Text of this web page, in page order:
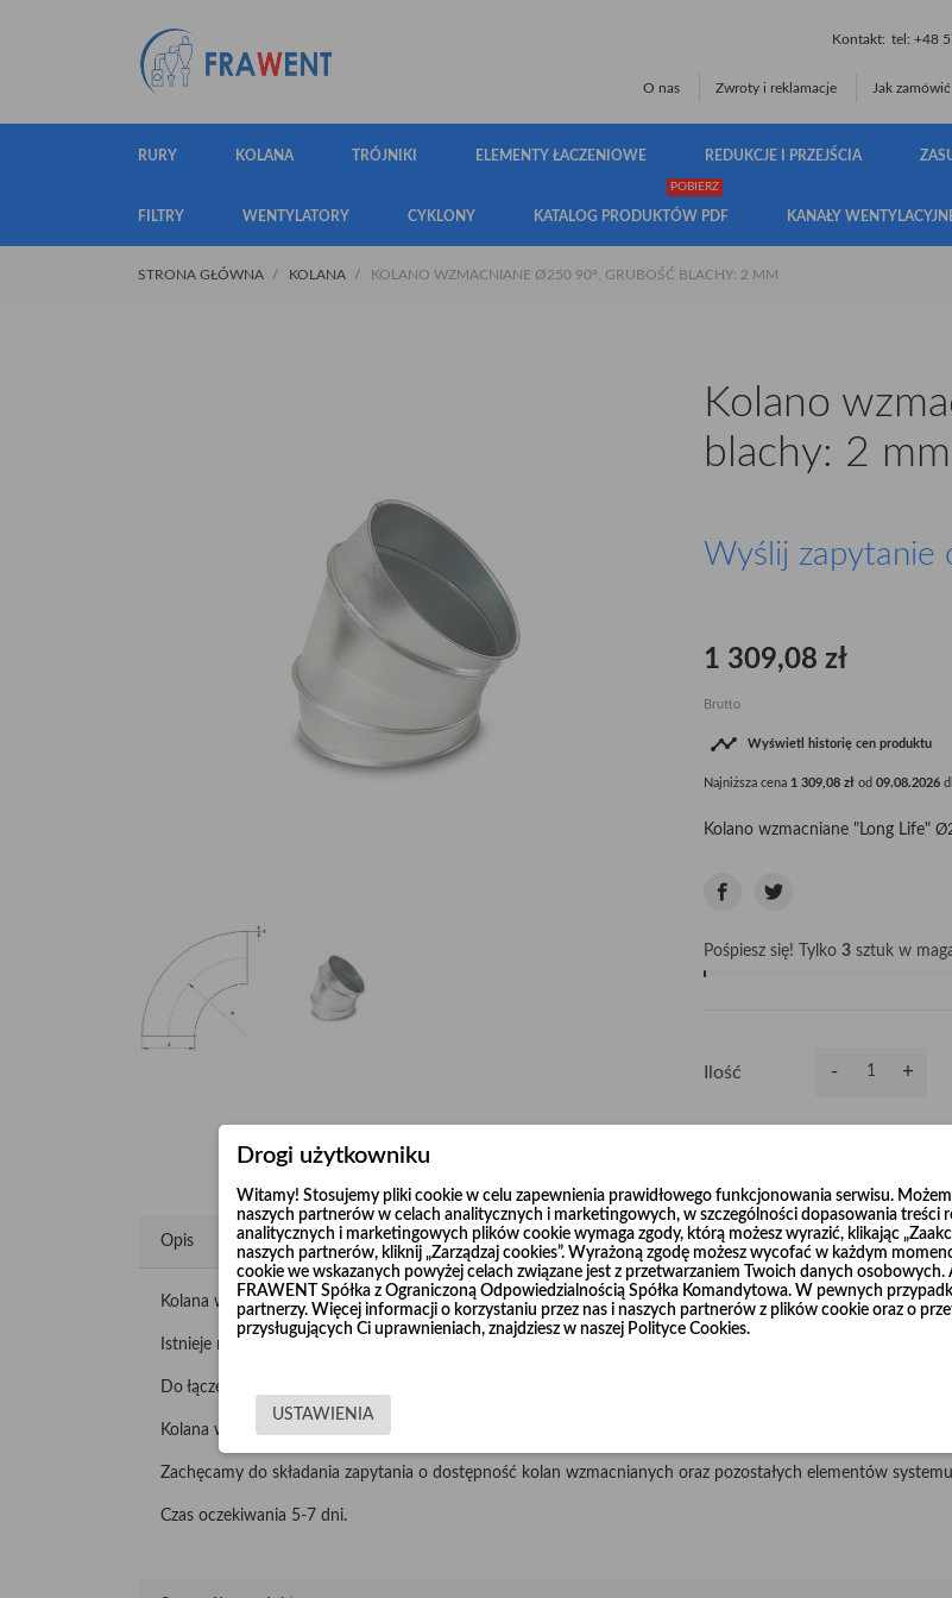
Kontakt: tel: +48
O nas Zwroty i reklamacje Jak zamówić
RURY KOLANA TRÓJNIKI ELEMENTY ŁACZENIOWE REDUKCJE I PRZEJŚCIA
FILTRY WENTYLATORY CYKLONY KATALOG PRODUKTÓW PDF
POBIERZ
KANAŁY
STRONA GŁÓWNA KOLANA KOLANO WZMACNIANE Ø250 90°, GRUBOŚĆ BLACHY: 2 MM
Kolano
blachy: 2 mm
Wyślij zapytanie
1 309,08 zł
Brutto
 Wyświetl historię cen produktu
Najniższa cena 1 309,08 zł od 09.08.2026
Kolano wzmacniane "Long Life"
Pośpiesz się! Tylko 3 sztuk w
Ilość - +
Opis
Kolana wzmacniane "Long Life" produkujemy z nieścieralnej blachy czarnej o grubości 2 mm i 3 mm w
Istnieje możliwość wykonania kolan 90° o promieniu R=3 x d.
Do łączenia wykorzystuje się opaski szerokie lub kołnierze, które również dostępne są w naszej ofercie.
Kolana wzmacniane malujemy lub cynkujemy galwanicznie, według życzenia Klienta.
Zachęcamy do składania zapytania o dostępność kolan wzmacnianych oraz pozostałych elementów
Czas oczekiwania 5-7 dni.
Drogi użytkowniku
Witamy! Stosujemy pliki cookie w celu zapewnienia prawidłowego funkcjonowania serwisu.
naszych partnerów w celach analitycznych i marketingowych, w szczególności dopasowania treści
analitycznych i marketingowych plików cookie wymaga zgody, którą możesz wyrazić, klikając
naszych partnerów, kliknij „Zarządzaj cookies”. Wyrażoną zgodę możesz wycofać w każdym
cookie we wskazanych powyżej celach związane jest z przetwarzaniem Twoich danych
FRAWENT Spółka z Ograniczoną Odpowiedzialnością Spółka Komandytowa. W pewnych
partnerzy. Więcej informacji o korzystaniu przez nas i naszych partnerów z plików cookie oraz o
przysługujących Ci uprawnieniach, znajdziesz w naszej Polityce Cookies.
USTAWIENIA